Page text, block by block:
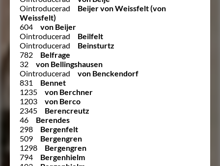
Ointroducerad
Beijer von Weissfelt (von
Weissfelt)
604
von Beijer
Ointroducerad
Beilfelt
Ointroducerad
Beinsturtz
782
Belfrage
32
von Bellingshausen
Ointroducerad
von Benckendorf
831
Bennet
1235
von Berchner
1203
von Berco
2345
Berencreutz
46
Berendes
298
Bergenfelt
509
Bergengren
1298
Bergengren
794
Bergenhielm